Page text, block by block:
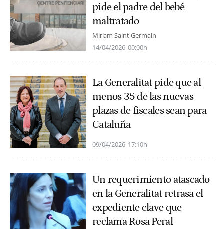
pide el padre del bebé
maltratado
Miriam Saint-Germain
14/04/2026 00:00h
La Generalitat pide que al
menos 35 de las nuevas
plazas de fiscales sean para
Cataluña
09/04/2026 17:10h
Un requerimiento atascado
en la Generalitat retrasa el
expediente clave que
reclama Rosa Peral